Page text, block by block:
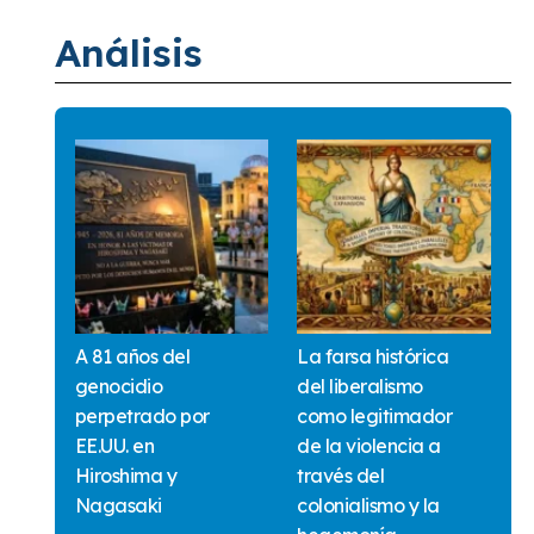
Análisis
A 81 años del
genocidio
perpetrado por
EE.UU. en
Hiroshima y
Nagasaki
La farsa histórica
del liberalismo
como legitimador
de la violencia a
través del
colonialismo y la